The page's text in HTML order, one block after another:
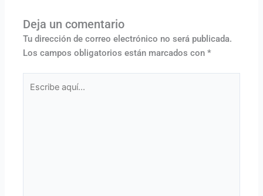
Deja un comentario
Tu dirección de correo electrónico no será publicada.
Los campos obligatorios están marcados con*
aquí...